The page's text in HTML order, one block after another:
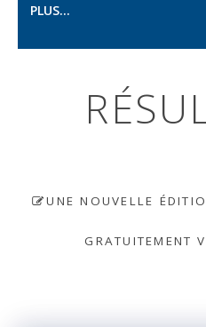
PLUS...
UNE NOUVELLE
GRATUITEMENT